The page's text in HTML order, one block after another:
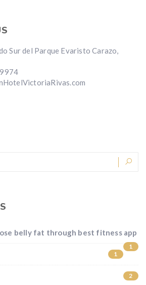
Sur del Parque Evaristo Carazo,
belly fat through best fitness app
1
1
2